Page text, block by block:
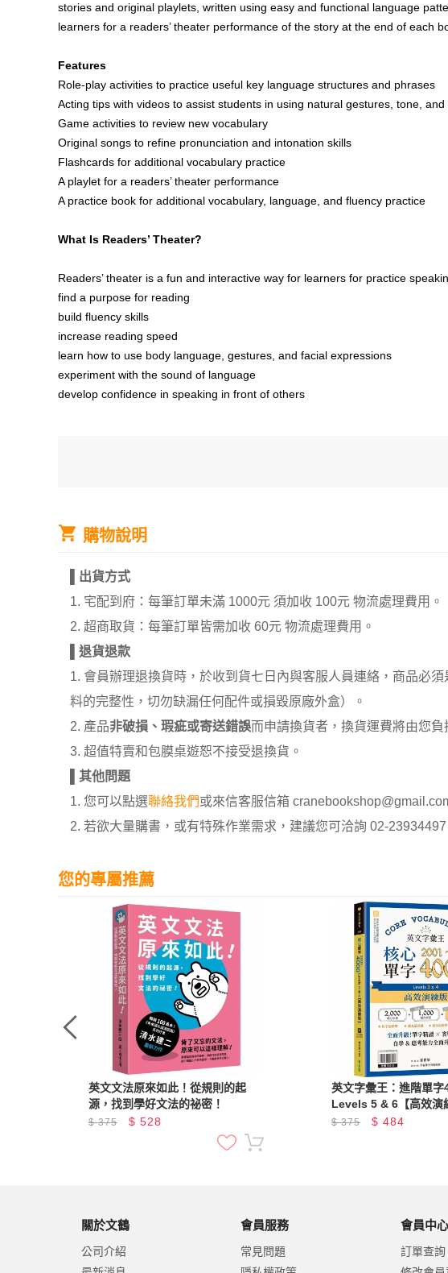
stories and original playlets, written using easy and functional language
learners for a readers’ theater performance of the story at the end of each
Features
Role-play activities to practice useful key language structures and phrases
Acting tips with videos to assist students in using natural gestures, tone, and
Game activities to review new vocabulary
Original songs to refine pronunciation and intonation skills
Flashcards for additional vocabulary practice
A playlet for a readers’ theater performance
A practice book for additional vocabulary, language, and fluency practice
What Is Readers’ Theater?
Readers’ theater is a fun and interactive way for learners for practice
find a purpose for reading
build fluency skills
increase reading speed
learn how to use body language, gestures, and facial expressions
experiment with the sound of language
develop confidence in speaking in front of others
購物說明
出貨方式
1. 宅配到府：每筆訂單未滿 1000元 須加收 100元 物流處理費用。
2. 超商取貨：每筆訂單皆需加收 60元 物流處理費用。
退貨退款
1. 會員辦理退換貨時，於收到貨七日內與客服人員連絡，商品必
料的完整性，切勿缺漏任何配件或損毀原廠外盒）。
2. 產品非破損、瑕疵或寄送錯誤而申請換貨者，換貨運費將由您負
3. 超值特賣和包膜桌遊恕不接受退換貨。
其他問題
1. 您可以點選聯絡我們或來信客服信箱
2. 若欲大量購書，或有特殊作業需求，建議您可洽詢 02-23934497
您的專屬推薦
英文文法原來如此！從規則的起
源，找到學好文法的祕密！
$375 $ 528
英文字彙王：進階單
Levels 5 & 6【高效演
題本，加碼送半年免費
$375 $484
關於文鶴
公司介紹
會員服務
常見問題
會員中心
訂單查詢